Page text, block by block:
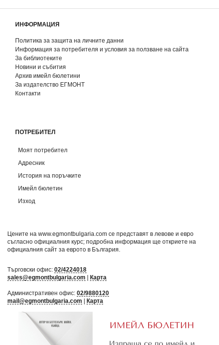
ИНФОРМАЦИЯ
Политика за защита на личните данни
Информация за потребителя и условия за ползване на сайта
За библиотеките
Новини и събития
Архив имейл бюлетини
За издателство ЕГМОНТ
Контакти
ПОТРЕБИТЕЛ
Моят потребител
Адресник
История на поръчките
Имейл бюлетин
Изход
Цените на www.egmontbulgaria.com се представят в левове и евро
съгласно официалния курс; подробна информация ще откриете на
официалния сайт за еврото в България
Търговски офис: 02/4224018
sales@egmontbulgaria.com
Карта
Административен офис: 02/9880120
mail@egmontbulgaria.com
Карта